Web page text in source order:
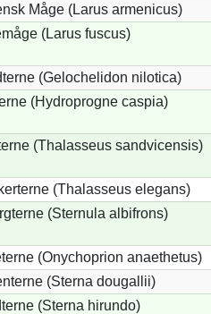
Måge (Larus armenicus)
(Larus fuscus)
(Gelochelidon nilotica)
(Hydroprogne caspia)
(Thalasseus sandvicensis)
(Thalasseus elegans)
(Sternula albifrons)
(Onychoprion anaethetus)
(Sterna dougallii)
(Sterna hirundo)